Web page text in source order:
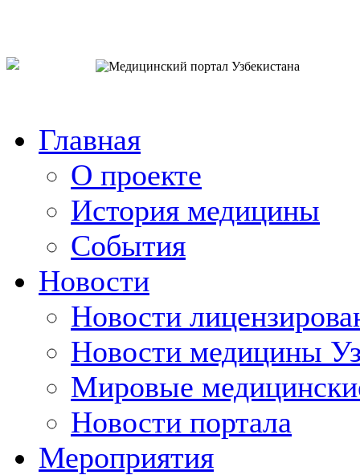
Главная
О проекте
История медицины
События
Новости
Новости
Новости медицины
Мировые
Новости портала
Мероприятия